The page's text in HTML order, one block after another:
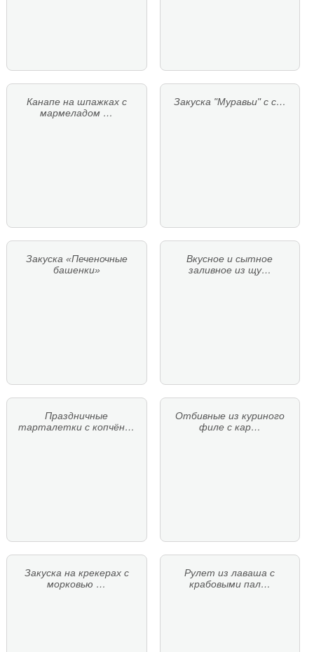
Канапе на шпажках с
мармеладом …
Закуска "Муравьи" с с…
Закуска «Печеночные
башенки»
Вкусное и сытное
заливное из щу…
Праздничные
тарталетки с копчён…
Отбивные из куриного
филе с кар…
Закуска на крекерах с
морковью …
Рулет из лаваша с
крабовыми пал…